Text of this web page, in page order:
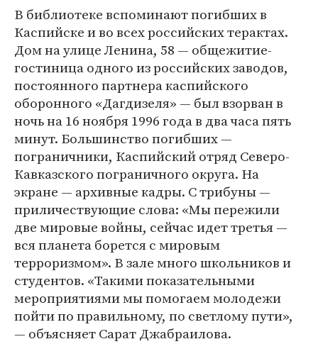
В библиотеке вспоминают погибших в
Каспийске и во всех российских терактах.
Дом на улице Ленина, 58 — общежитие-
гостиница одного из российских заводов,
постоянного партнера каспийского
оборонного «Дагдизеля» — был взорван в
ночь на 16 ноября 1996 года в два часа пять
минут. Большинство погибших —
пограничники, Каспийский отряд Северо-
Кавказского пограничного округа. На
экране — архивные кадры. С трибуны —
приличествующие слова: «Мы пережили
две мировые войны, сейчас идет третья —
вся планета борется с мировым
терроризмом». В зале много школьников и
студентов. «Такими показательными
мероприятиями мы помогаем молодежи
пойти по правильному, по светлому пути»,
— объясняет Сарат Джабраилова.